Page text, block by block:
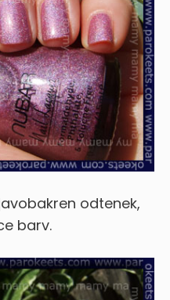
odtenek,
barv.